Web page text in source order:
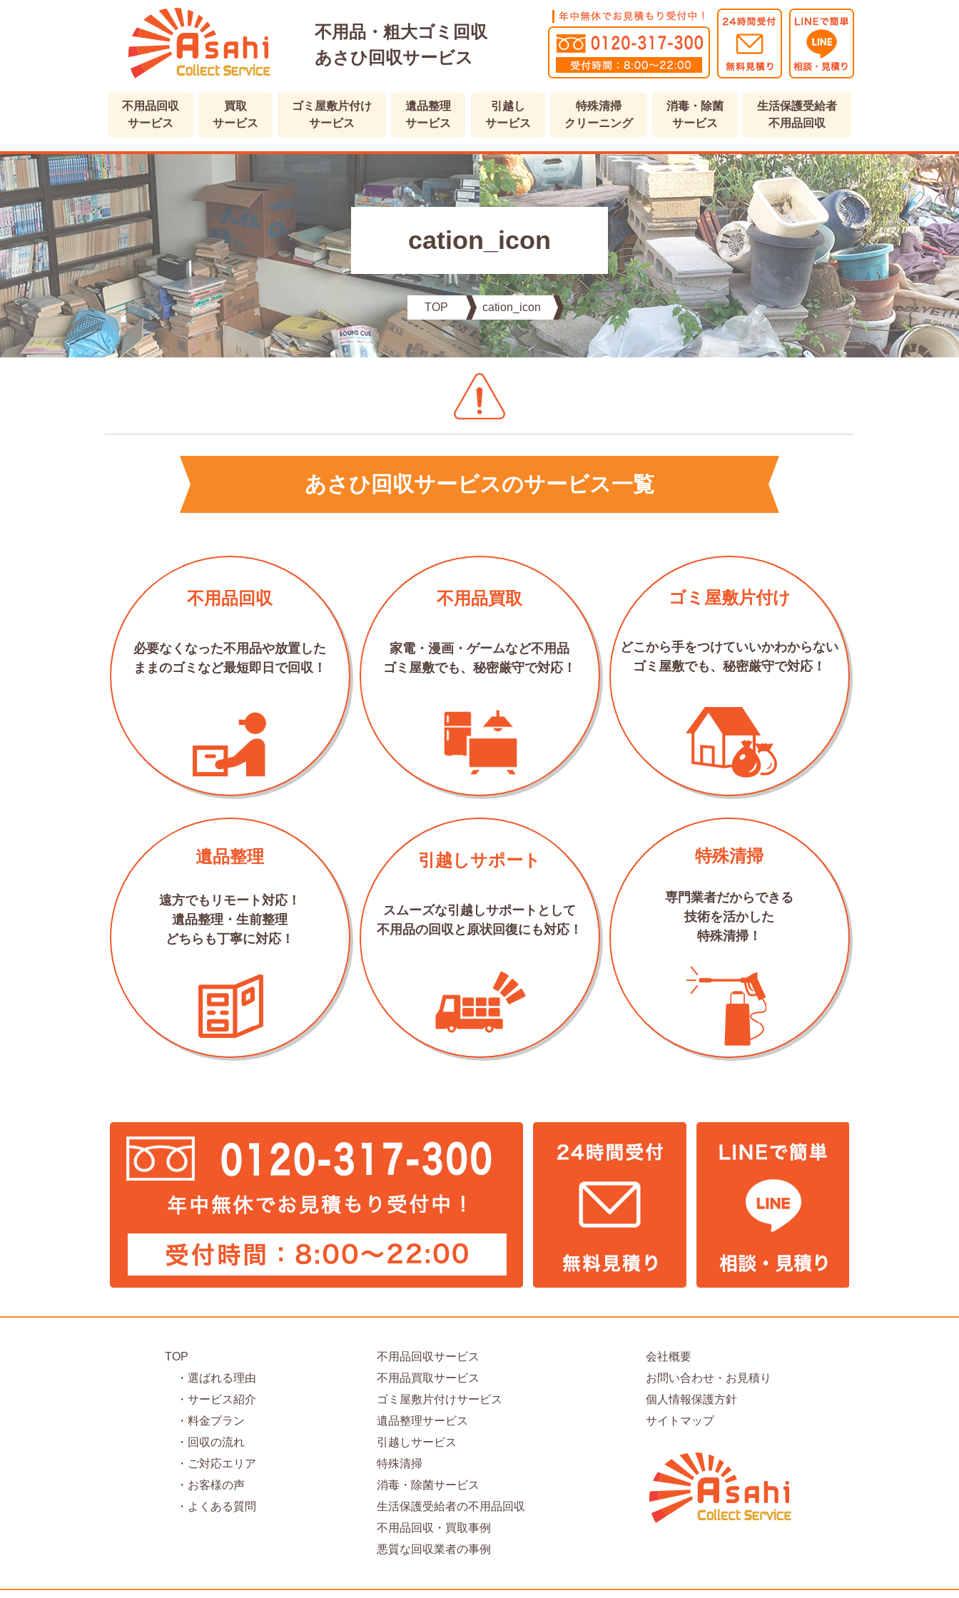
不用品・粗大ゴミ回収
あさひ回収サービス
不用品回収
サービス
買取
サービス
ゴミ屋敷片付け
サービス
遺品整理
サービス
引越し
サービス
特殊清掃
クリーニング
消毒・除菌
サービス
生活保護受給者
不用品回収
cation_icon
TOP cation_icon
あさひ回収サービスのサービス一覧
不用品回収
必要なくなった不用品や放置した
ままのゴミなど最短即日で回収！
不用品買取
家電・漫画・ゲームなど不用品
ゴミ屋敷でも、秘密厳守で対応！
ゴミ屋敷片付け
どこから手をつけていいかわからない
ゴミ屋敷でも、秘密厳守で対応！
遺品整理
遠方でもリモート対応！
遺品整理・生前整理
どちらも丁寧に対応！
引越しサポート
スムーズな引越しサポートとして
不用品の回収と原状回復にも対応！
特殊清掃
専門業者だからできる
技術を活かした
特殊清掃！
TOP
・選ばれる理由
・サービス紹介
・料金プラン
・回収の流れ
・ご対応エリア
・お客様の声
・よくある質問
不用品回収サービス
不用品買取サービス
ゴミ屋敷片付けサービス
遺品整理サービス
引越しサービス
特殊清掃
消毒・除菌サービス
生活保護受給者の不用品回収
不用品回収・買取事例
悪質な回収業者の事例
会社概要
お問い合わせ・お見積り
個人情報保護方針
サイトマップ